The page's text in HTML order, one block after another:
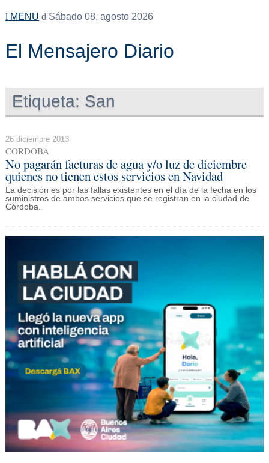
MENU Sábado 08, agosto 2026
El Mensajero Diario
Etiqueta: San
26 diciembre 2013
CORDOBA
No pagarán facturas de agua y/o luz de diciembre
quienes no tienen estos servicios en Navidad
La decisión es por las fallas existentes en el día de la fecha en los
suministros de ambos servicios que se registran en la ciudad de
Córdoba.